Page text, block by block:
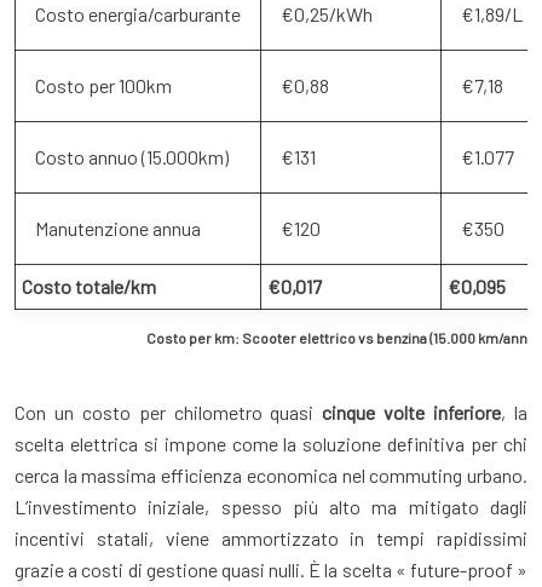
Costo per km: Scooter elettrico vs benzina (15.000 km/anno)
Costo energia/carburante €0,25/kWh €1,89/L
Costo per 100km €0,88 €7,18
Costo annuo (15.000km) €131 €1.077
Manutenzione annua €120 €350
Costo totale/km €0,017 €0,095
Con un costo per chilometro quasicinque volte inferiore, la
scelta elettrica si impone come la soluzione definitiva per chi
cerca la massima efficienza economica nel commuting urbano.
L’investimento iniziale, spesso più alto ma mitigato dagli
incentivi statali, viene ammortizzato in tempi rapidissimi
grazie a costi di gestione quasi nulli. È la scelta « future-proof »